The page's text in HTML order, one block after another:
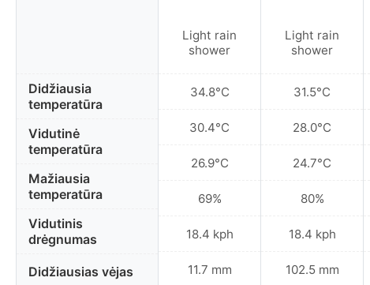
Didžiausia
temperatūra
Vidutinė
temperatūra
Mažiausia
temperatūra
Vidutinis
drėgnumas
Didžiausias vėjas
Light rain
shower
34.8°C
30.4°C
26.9°C
69%
18.4 kph
11.7 mm
Light rain
shower
31.5°C
28.0°C
24.7°C
80%
18.4 kph
102.5 mm